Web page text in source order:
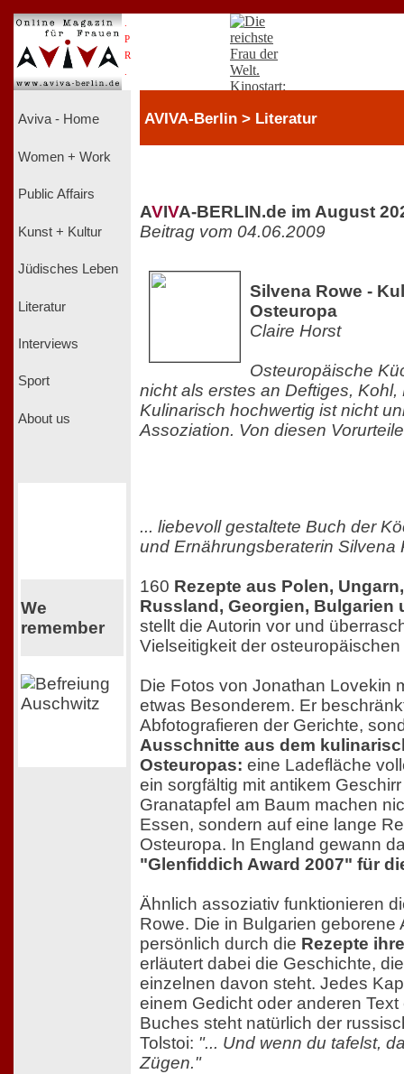
P
R
Aviva - Home
Women + Work
Public Affairs
Kunst + Kultur
Jüdisches Leben
Literatur
Interviews
Sport
About us
We
remember
AVIVA-Berlin > Literatur
AVIVA-BERLIN.de im August
Beitrag vom 04.06.2009
Silvena Rowe -
Osteuropa
Claire Horst
Osteuropäische
nicht als erstes an Deftiges, Kohl,
Kulinarisch hochwertig ist nicht
Assoziation. Von diesen
... liebevoll gestaltete Buch der
und Ernährungsberaterin Silvena
160 Rezepte aus Polen,
Russland, Georgien, Bulgarien
stellt die Autorin vor und
Vielseitigkeit der
Die Fotos von Jonathan Lovekin
etwas Besonderem. Er
Abfotografieren der Gerichte,
Ausschnitte aus dem
Osteuropas: eine Ladefläche
ein sorgfältig mit antikem
Granatapfel am Baum machen
Essen, sondern auf eine lange
Osteuropa. In England gewann
"Glenfiddich Award 2007" für
Ähnlich assoziativ funktionieren
Rowe. Die in Bulgarien geborene
persönlich durch die Rezepte
erläutert dabei die Geschichte,
einzelnen davon steht. Jedes
einem Gedicht oder anderen
Buches steht natürlich der
Tolstoi: "... Und wenn du tafelst,
Zügen."